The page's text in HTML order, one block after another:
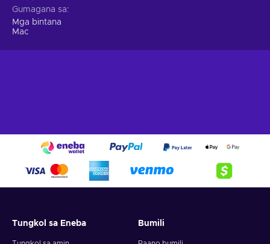
Gumagana sa
Mga bintana
Mac
Tungkol sa Eneba Bumili